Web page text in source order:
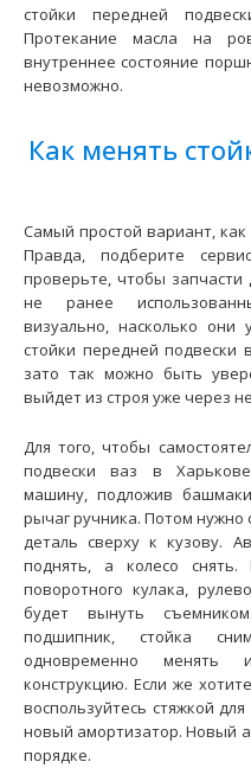
Применение на
2112 и их
Амортизаторы
Применение на
2172 "Lada Priora"
стойки передней
Протекание масла на
внутреннее состояние
невозможно.
Как менять
Самый простой вариант,
Правда, подберите
проверьте, чтобы запчасти
не ранее
визуально, насколько
стойки передней подвески
зато так можно быть
выйдет из строя уже через
Для того, чтобы
подвески ваз в
машину, подложив
рычаг ручника. Потом нужно
деталь сверху к кузову.
поднять, а колесо снять.
поворотного кулака,
будет вынуть
подшипник, стойка
одновременно менять
конструкцию. Если же
воспользуйтесь стяжкой
новый амортизатор. Новый
порядке.